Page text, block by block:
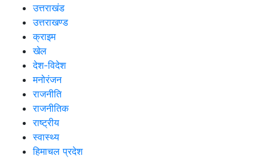
उत्तराखंड
उत्तराखण्ड
क्राइम
खेल
देश-विदेश
मनोरंजन
राजनीति
राजनीतिक
राष्ट्रीय
स्वास्थ्य
हिमाचल प्रदेश